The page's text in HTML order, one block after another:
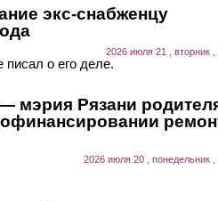
экс-снабженцу
2026 июля 21 , вторник ,
писал о его деле.
мэрия Рязани
2026 июля 20 , понедельник ,